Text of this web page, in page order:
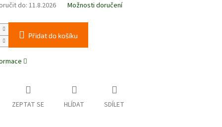
do: 11.8.2026 Možnosti doručení
Přidat do košíku
ZEPTAT SE HLÍDAT SDÍLET